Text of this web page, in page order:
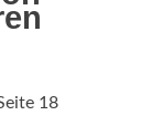
18